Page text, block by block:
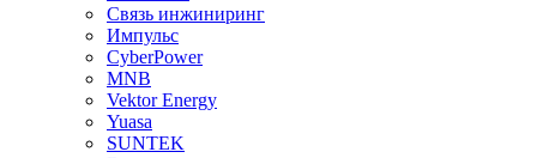
Связь инжиниринг
Импульс
CyberPower
MNB
Vektor Energy
Yuasa
SUNTEK